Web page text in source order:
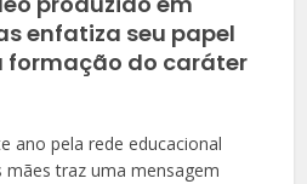
enfatiza seu papel
formação do caráter
ano pela rede educacional
traz uma mensagem